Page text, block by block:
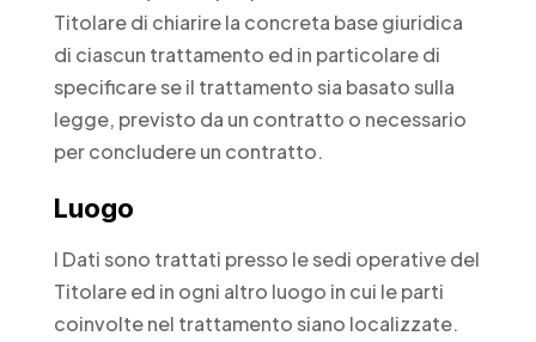
Titolare di chiarire la concreta base giuridica
di ciascun trattamento ed in particolare di
specificare se il trattamento sia basato sulla
legge, previsto da un contratto o necessario
per concludere un contratto.
Luogo
I Dati sono trattati presso le sedi operative del
Titolare ed in ogni altro luogo in cui le parti
coinvolte nel trattamento siano localizzate.